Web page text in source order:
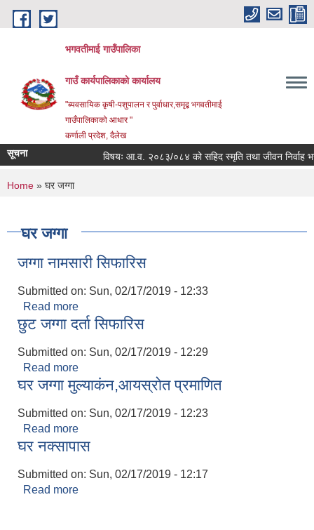
Skip to main content
भगवतीमाई गाउँपालिका
गाउँ कार्यपालिकाको कार्यालय
"ब्यवसायिक कृषी-पशुपालन र पुर्वाधार,समृद्ब भगवतीमाई
गाउँपालिकाको आधार "
कर्णाली प्रदेश, दैलेख
सूचना विषयः आ.व. २०८३/०८४ को सहिद स्मृति तथा जीवन निर्वाह
You are here
Home » घर जग्गा
घर जग्गा
जग्गा नामसारी सिफारिस
Submitted on: Sun, 02/17/2019 - 12:33
Read more
छुट जग्गा दर्ता सिफारिस
Submitted on: Sun, 02/17/2019 - 12:29
Read more
घर जग्गा मुल्याकंन,आयस्राेत प्रमाणित
Submitted on: Sun, 02/17/2019 - 12:23
Read more
घर नक्सापास
Submitted on: Sun, 02/17/2019 - 12:17
Read more